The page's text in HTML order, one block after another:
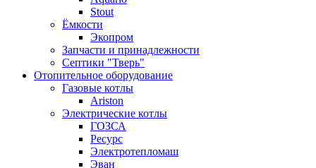
Stout
Ёмкости
Экопром
Запчасти и принадлежности
Септики "Тверь"
Отопительное оборудование
Газовые котлы
Ariston
Электрические котлы
ГОЗСА
Ресурс
Электротепломаш
Эван